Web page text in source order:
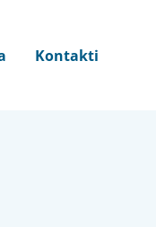
Kontakti